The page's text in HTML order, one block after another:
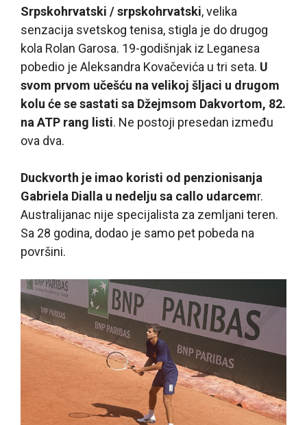
Srpskohrvatski / srpskohrvatski, velika
senzacija svetskog tenisa, stigla je do drugog
kola Rolan Garosa. 19-godišnjak iz Leganesa
pobedio je Aleksandra Kovačevića u tri seta. U
svom prvom učešću na velikoj šljaci u drugom
kolu će se sastati sa Džejmsom Dakvortom, 82.
na ATP rang listi. Ne postoji presedan između
ova dva.
Duckvorth je imao koristi od penzionisanja
Gabriela Dialla u nedelju sa callo udarcemr.
Australijanac nije specijalista za zemljani teren.
Sa 28 godina, dodao je samo pet pobeda na
površini.